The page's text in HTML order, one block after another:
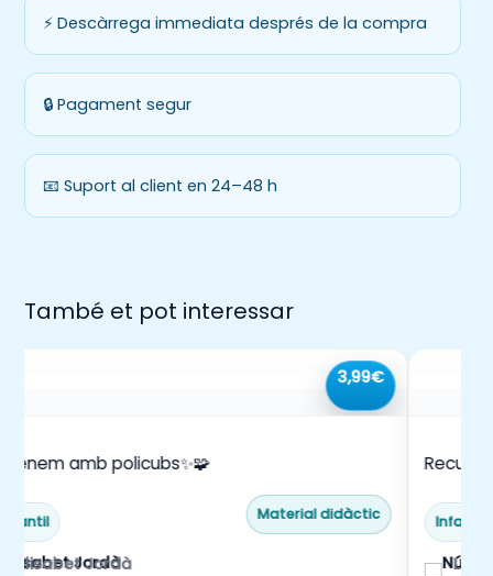
És un recurs flexible, clar i funcional, pensat per
d’aprenentatge i facilitar el treball diari a l’aula ✏️
📚
⚡ Descàrrega immediata després de la compra
🔒 Pagament segur
📧 Suport al client en 24–48 h
També et pot interessar
3,99€
amb policubs✨🧩
Infantil Material didàctic
Elisabet Jordà
Recull
Infantil
La